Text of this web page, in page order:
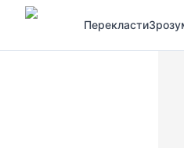
Перекласти